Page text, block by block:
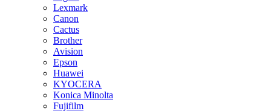
Lexmark
Canon
Cactus
Brother
Avision
Epson
Huawei
KYOCERA
Konica Minolta
Fujifilm